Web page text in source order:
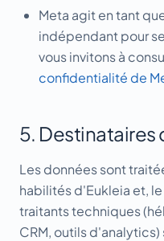
Meta agit en tant
indépendant pour
vous invitons à
confidentialité de
5. Destinataires
Les données sont
habilités d'Eukleia et,
traitants techniques
CRM, outils d'analytics)